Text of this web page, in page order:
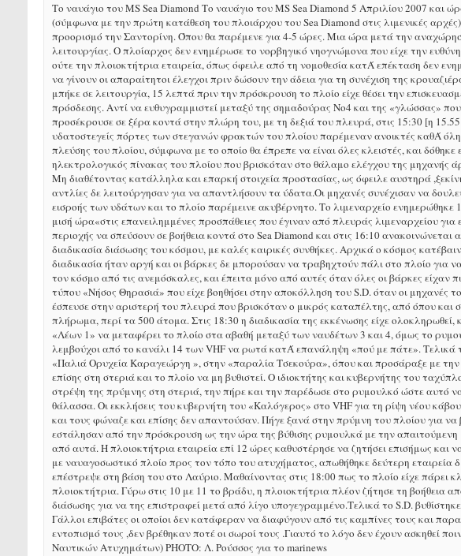
Το ναυάγιο του MS Sea Diamond Το ναυάγιο του MS Sea Diamond 5 Απριλίου 2007
(σύμφωνα με την πρώτη κατάθεση του πλοιάρχου του Sea Diamond στις λιμενικές
προορισμό την Σαντορίνη. Όπου θα παρέμενε για 4-5 ώρες. Μια ώρα μετά την
λειτουργίας. Ο πλοίαρχος δεν ενημέρωσε το νορβηγικό νηογνώμονα που είχε την
ούτε την πλοιοκτήτρια εταιρεία, όπως όφειλε από τη νομοθεσία κατΆ επέκταση δεν
να γίνουν οι απαραίτητοι έλεγχοι πριν δώσουν την άδεια για τη συνέχιση της
μπήκε σε λειτουργία, 15 λεπτά πριν την πρόσκρουση το πλοίο είχε θέσει την
πρόσδεσης. Αντί να ευθυγραμμιστεί μεταξύ της σημαδούρας Νο4 και της «γλώσσας»
προσέκρουσε σε ξέρα κοντά στην πλώρη του, με τη δεξιά του πλευρά, στις 15:30 [η
υδατοστεγείς πόρτες των στεγανών φρακτών του πλοίου παρέμεναν ανοικτές καθΆ
πλεύσης του πλοίου, σύμφωνα με το οποίο θα έπρεπε να είναι όλες κλειστές, και
ηλεκτρολογικός πίνακας του πλοίου που βρισκόταν στο θάλαμο ελέγχου της
Μη διαθέτοντας κατάλληλα και επαρκή στοιχεία προστασίας, ως όφειλε αυστηρά
αντλίες δε λειτούργησαν για να απαντλήσουν τα ύδατα.Οι μηχανές συνέχισαν να
εισροής των υδάτων και το πλοίο παρέμεινε ακυβέρνητο. Το λιμεναρχείο
μισή ώρα«στις επανειλημμένες προσπάθειες που έγιναν από πλευράς λιμεναρχείου
περιοχής να σπεύσουν σε βοήθεια κοντά στο Sea Diamond και στις 16:10
διαδικασία διάσωσης του κόσμου, με καλές καιρικές συνθήκες. Αρχικά ο κόσμος
διαδικασία ήταν αργή και οι βάρκες δε μπορούσαν να τραβηχτούν πάλι στο πλοίο
τον κόσμο από τις ανεμόσκαλες, και έπειτα μόνο από αυτές όταν όλες οι βάρκες
τύπου «Νήσος Θηρασιά» που είχε βοηθήσει στην αποκόλληση του S.D. όταν οι
έσπευσε στην αριστερή του πλευρά που βρισκόταν ο μικρός καταπέλτης, από όπου και
πλήρωμα, περί τα 500 άτομα. Στις 18:30 η διαδικασία της εκκένωσης είχε
«Λέων 1» να μεταφέρει το πλοίο στα αβαθή μεταξύ των ναυδέτων 3 και 4, όμως το
λεμβούχοι από το κανάλι 14 των VHF να ρωτά κατΆ επανάληψη «πού με πάτε». Τελικά
«Παλιά Ορυχεία Καραγεώργη », στην «παραλία Τσεκούρα», όπου και προσάραξε με
επίσης στη στεριά και το πλοίο να μη βυθιστεί. Ο ιδιοκτήτης και κυβερνήτης του
στρέψη της πρύμνης στη στεριά, την πήρε και την παρέδωσε στο ρυμουλκό ώστε αυτό
θάλασσα. Οι εκκλήσεις του κυβερνήτη του «Καλόγερος» στο VHF για τη ρίψη νέου
και τους φώναζε και επίσης δεν απαντούσαν. Πήγε ξανά στην πρύμνη του πλοίου για
εστάλησαν από την πρόσκρουση ως την ώρα της βύθισης ρυμουλκά με την
από αυτά. Η πλοιοκτήτρια εταιρεία επί 12 ώρες καθυστέρησε να ζητήσει επισήμως και
με ναυαγοσωστικό πλοίο προς τον τόπο του ατυχήματος, απωθήθηκε δεύτερη
επέστρεψε στη βάση του στο Λαύριο. Μαθαίνοντας στις 18:00 πως το πλοίο είχε πάρει
πλοιοκτήτρια. Γύρω στις 10 με 11 το βράδυ, η πλοιοκτήτρια πλέον ζήτησε τη βοήθεια
διάσωσης για να της επιστραφεί μετά από λίγο υπογεγραμμένο.Τελικά το S.D.
Γάλλοι επιβάτες οι οποίοι δεν κατάφεραν να διαφύγουν από τις καμπίνες τους και
εντοπισμό τους ,δεν βρέθηκαν ποτέ οι σωροί τους .Γιαυτό το λόγο δεν έχουν ασκηθεί
Ναυτικών Ατυχημάτων) PHOTO: Λ. Ρούσσος για το marinews